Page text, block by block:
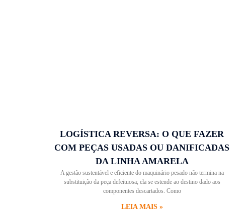
LOGÍSTICA REVERSA: O QUE FAZER
COM PEÇAS USADAS OU DANIFICADAS
DA LINHA AMARELA
A gestão sustentável e eficiente do maquinário pesado não termina na
substituição da peça defeituosa; ela se estende ao destino dado aos
componentes descartados. Como
LEIA MAIS »